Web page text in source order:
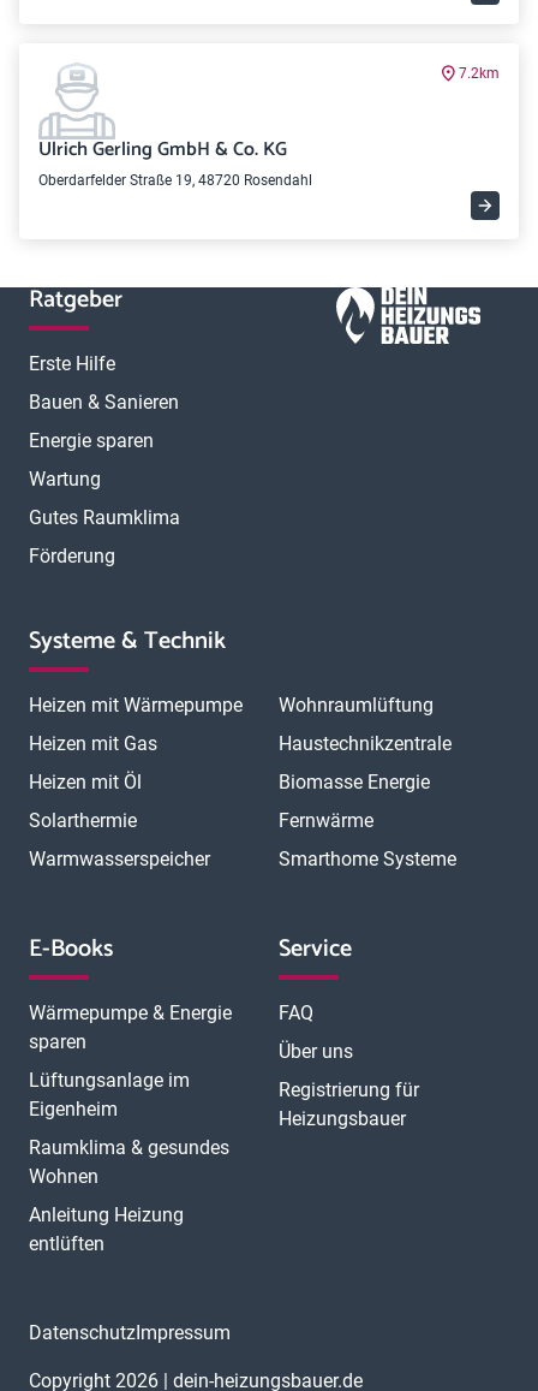
7.2km
Ulrich Gerling GmbH & Co. KG
Oberdarfelder Straße 19, 48720 Rosendahl
Ratgeber
Erste Hilfe
Bauen & Sanieren
Energie sparen
Wartung
Gutes Raumklima
Förderung
Systeme & Technik
Heizen mit Wärmepumpe
Heizen mit Gas
Heizen mit Öl
Solarthermie
Warmwasserspeicher
Wohnraumlüftung
Haustechnikzentrale
Biomasse Energie
Fernwärme
Smarthome Systeme
E-Books
Wärmepumpe & Energie
sparen
Lüftungsanlage im
Eigenheim
Raumklima & gesundes
Wohnen
Anleitung Heizung
entlüften
Service
FAQ
Über uns
Registrierung für
Heizungsbauer
Copyright 2026 | dein-heizungsbauer.de
DatenschutzImpressum